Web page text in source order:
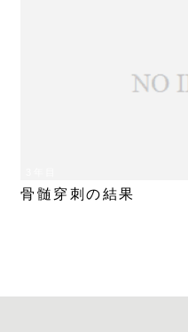
骨髄穿刺の結果